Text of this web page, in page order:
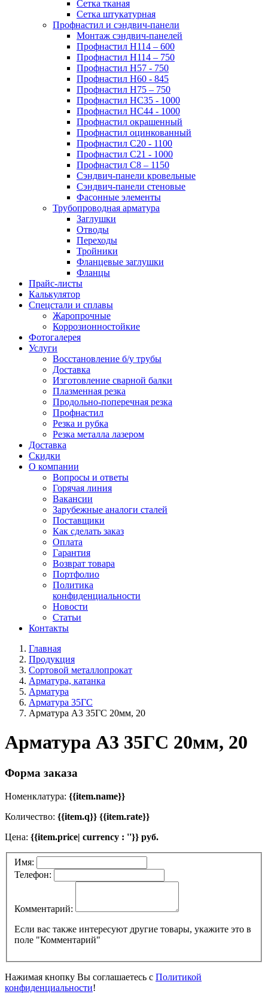
Сетка тканая
Сетка штукатурная
Профнастил и сэндвич-панели
Монтаж сэндвич-панелей
Профнастил Н114 – 600
Профнастил Н114 – 750
Профнастил Н57 - 750
Профнастил Н60 - 845
Профнастил Н75 – 750
Профнастил НС35 - 1000
Профнастил НС44 - 1000
Профнастил окрашенный
Профнастил оцинкованный
Профнастил С20 - 1100
Профнастил С21 - 1000
Профнастил С8 – 1150
Сэндвич-панели кровельные
Сэндвич-панели стеновые
Фасонные элементы
Трубопроводная арматура
Заглушки
Отводы
Переходы
Тройники
Фланцевые заглушки
Фланцы
Прайс-листы
Калькулятор
Спецстали и сплавы
Жаропрочные
Коррозионностойкие
Фотогалерея
Услуги
Восстановление б/у трубы
Доставка
Изготовление сварной балки
Плазменная резка
Продольно-поперечная резка
Профнастил
Резка и рубка
Резка металла лазером
Доставка
Скидки
О компании
Вопросы и ответы
Горячая линия
Вакансии
Зарубежные аналоги сталей
Поставщики
Как сделать заказ
Оплата
Гарантия
Возврат товара
Портфолио
Политика
конфиденциальности
Новости
Статьи
Контакты
Главная
Продукция
Сортовой металлопрокат
Арматура, катанка
Арматура
Арматура 35ГС
Арматура А3 35ГС 20мм, 20
Арматура А3 35ГС 20мм, 20
Форма заказа
Номенклатура: {{item.name}}
Количество: {{item.q}} {{item.rate}}
Цена: {{item.price| currency : ''}} руб.
Имя:
Телефон:
Комментарий:
Если вас также интересуют другие товары, укажите это в
поле "Комментарий"
Нажимая кнопку Вы соглашаетесь с Политикой
конфиденциальности!